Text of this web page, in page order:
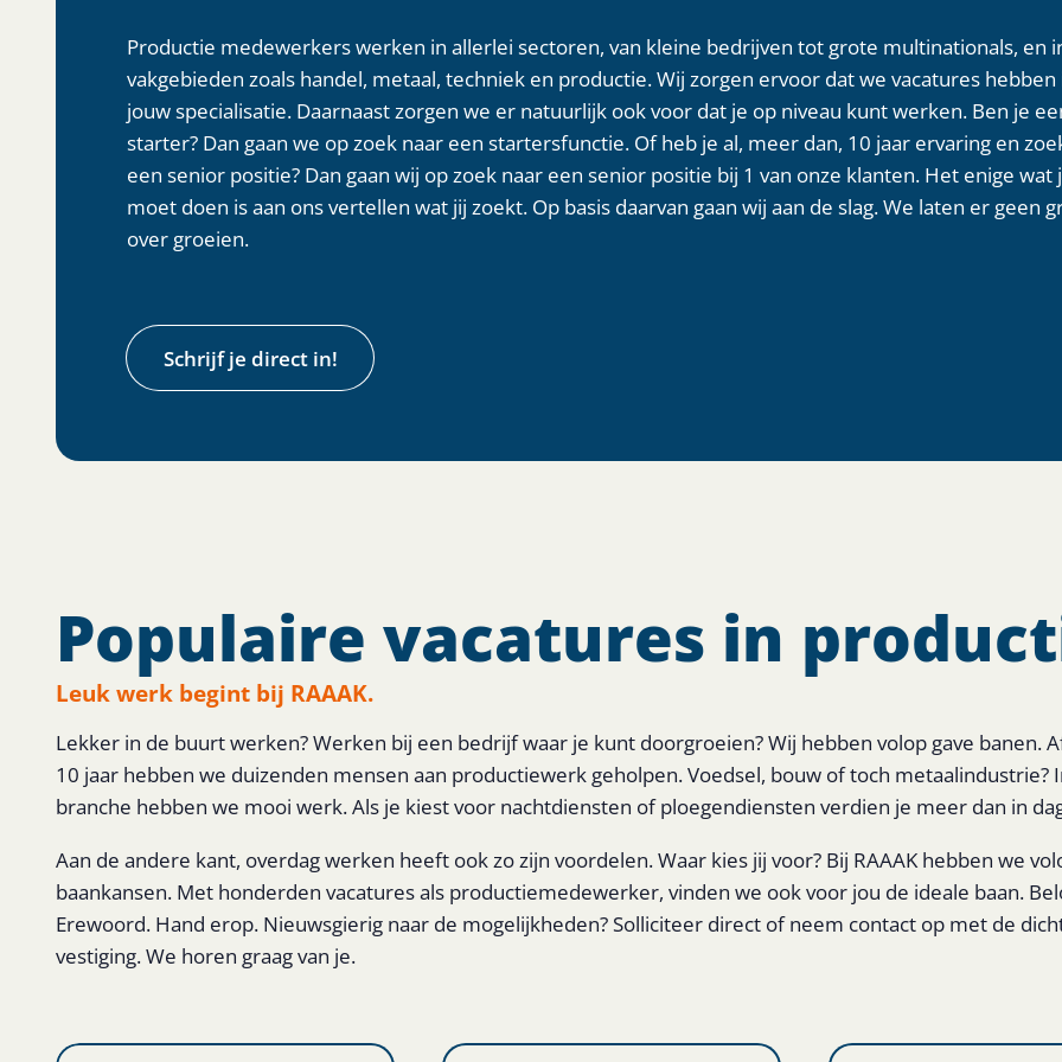
Productie medewerkers werken in allerlei sectoren, van kleine bedrijven tot grote multinationals, en
vakgebieden zoals handel, metaal, techniek en productie. Wij zorgen ervoor dat we vacatures hebben
jouw specialisatie. Daarnaast zorgen we er natuurlijk ook voor dat je op niveau kunt werken. Ben je
starter? Dan gaan we op zoek naar een startersfunctie. Of heb je al, meer dan, 10 jaar ervaring en
een senior positie? Dan gaan wij op zoek naar een senior positie bij 1 van onze klanten. Het enige wat
moet doen is aan ons vertellen wat jij zoekt. Op basis daarvan gaan wij aan de slag. We laten er geen
over groeien.
Schrijf je direct in!
Populaire vacatures in
Leuk werk begint bij RAAAK.
Lekker in de buurt werken? Werken bij een bedrijf waar je kunt doorgroeien? Wij hebben volop gave banen.
10 jaar hebben we duizenden mensen aan productiewerk geholpen. Voedsel, bouw of toch metaalindustrie?
branche hebben we mooi werk. Als je kiest voor nachtdiensten of ploegendiensten verdien je meer dan in
Aan de andere kant, overdag werken heeft ook zo zijn voordelen. Waar kies jij voor? Bij RAAAK hebben we
baankansen. Met honderden vacatures als productiemedewerker, vinden we ook voor jou de ideale baan.
Erewoord. Hand erop. Nieuwsgierig naar de mogelijkheden? Solliciteer direct of neem contact op met de
vestiging. We horen graag van je.